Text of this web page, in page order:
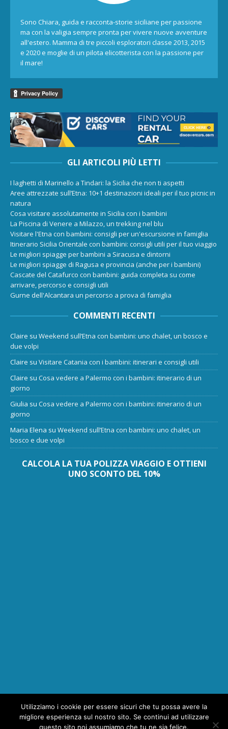
Sono Chiara, guida e racconta-storie siciliane per passione
ma con la valigia sempre pronta per vivere nuove avventure
all'estero. Mamma di tre piccoli esploratori classe 2013, 2015
e 2020 e moglie di un pilota elicotterista con la passione per
il mare!
GLI ARTICOLI PIÙ LETTI
I laghetti di Marinello a Tindari: la Sicilia che non ti aspetti
Aree attrezzate sull’Etna: 10+1 destinazioni ideali per il tuo picnic in
natura
Cosa visitare assolutamente in Sicilia con i bambini
La Piscina di Venere a Milazzo, un trekking nel blu
Visitare l'Etna con bambini: consigli per un'escursione in famiglia
Itinerario Sicilia Orientale con bambini: consigli utili per il tuo viaggio
Le migliori spiagge per bambini a Siracusa e dintorni
Le migliori spiagge di Ragusa e provincia (anche per i bambini)
Cascate del Catafurco con bambini: guida completa su come
arrivare, percorso e consigli utili
Gurne dell'Alcantara un percorso a prova di famiglia
COMMENTI RECENTI
Claire su Weekend sull’Etna con bambini: uno chalet, un bosco e
due volpi
Claire su Visitare Catania con i bambini: itinerari e consigli utili
Claire su Cosa vedere a Palermo con i bambini: itinerario di un
giorno
Giulia su Cosa vedere a Palermo con i bambini: itinerario di un
giorno
Maria Elena su Weekend sull’Etna con bambini: uno chalet, un
bosco e due volpi
CALCOLA LA TUA POLIZZA VIAGGIO E OTTIENI
UNO SCONTO DEL 10%
Utilizziamo i cookie per essere sicuri che tu possa avere la
migliore esperienza sul nostro sito. Se continui ad utilizzare
questo sito noi assumiamo che tu ne sia felice.